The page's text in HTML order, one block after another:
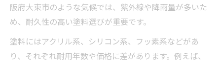
耐久性と費用バランスを考えた選択術
長持ちする塗料の選定ポイントを伝授
屋根塗装で重視したい塗料の選び方
耐久性が高い塗料の特徴とメリット
阪府大東市のような気候では、紫外線や降雨量が多いた
め、耐久性の高い塗料選びが重要です。
塗料にはアクリル系、シリコン系、フッ素系などがあ
り、それぞれ耐用年数や価格に差があります。例えば、